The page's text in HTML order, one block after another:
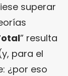
superar
” resulta
para el
¿por eso